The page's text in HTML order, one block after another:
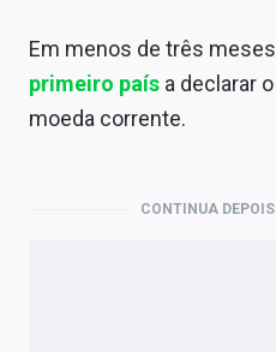
Mercados
Em menos de três
primeiro país a declarar o
moeda corrente.
CONTINUA